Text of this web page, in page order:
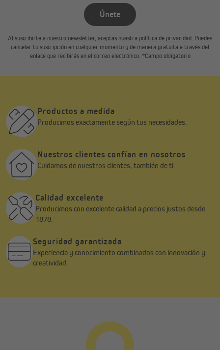
Únete
Al suscribirte a nuestro newsletter, aceptas nuestra política de privacidad . Puedes
cancelar tu suscripción en cualquier momento y de manera gratuita a través del
enlace que recibirás en el correo electrónico. *Campo obligatorio
Productos a medida
Producimos exactamente según tus necesidades.
Nuestros clientes confían en nosotros
Cuidamos de nuestros clientes, también de ti.
Calidad excelente
Producimos con excelente calidad a precios justos desde
1878.
Seguridad garantizada
Experiencia y conocimiento combinados con innovación y
creatividad.